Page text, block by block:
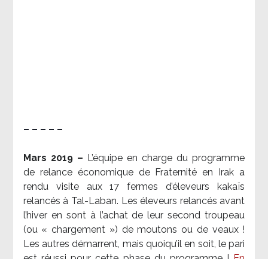
– – – – –
Mars 2019 – L’équipe en charge du programme
de relance économique de Fraternité en Irak a
rendu visite aux 17 fermes d’éleveurs kakaïs
relancés à Tal-Laban. Les éleveurs relancés avant
l’hiver en sont à l’achat de leur second troupeau
(ou « chargement ») de moutons ou de veaux !
Les autres démarrent, mais quoiqu’il en soit, le pari